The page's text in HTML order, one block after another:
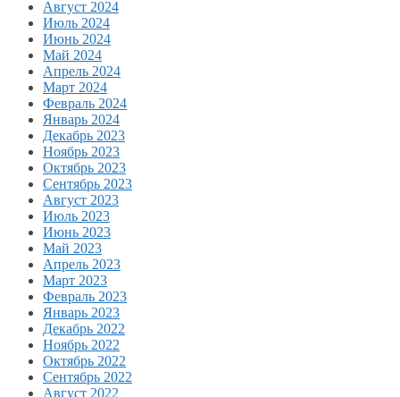
Август 2024
Июль 2024
Июнь 2024
Май 2024
Апрель 2024
Март 2024
Февраль 2024
Январь 2024
Декабрь 2023
Ноябрь 2023
Октябрь 2023
Сентябрь 2023
Август 2023
Июль 2023
Июнь 2023
Май 2023
Апрель 2023
Март 2023
Февраль 2023
Январь 2023
Декабрь 2022
Ноябрь 2022
Октябрь 2022
Сентябрь 2022
Август 2022